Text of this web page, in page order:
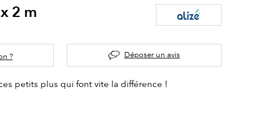
2 m
? Déposer un avis
petits plus qui font vite la différence !